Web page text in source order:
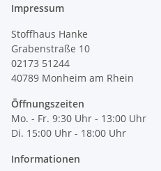
Impressum
Stoffhaus Hanke
Grabenstraße 10
02173 51244
40789 Monheim am Rhein
Öffnungszeiten
Mo. - Fr. 9:30 Uhr - 13:00 Uhr
Di. 15:00 Uhr - 18:00 Uhr
Informationen